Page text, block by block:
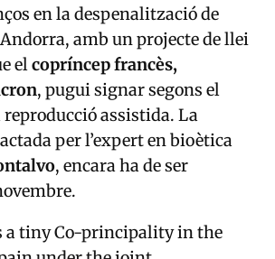
en ladespenalització de
amb un projecte de llei
elcopríncep francès,
, pugui signar segons el
reproducció assistida. La
per l’expert en bioètica
, encara ha de ser
a tiny Co-principality in the